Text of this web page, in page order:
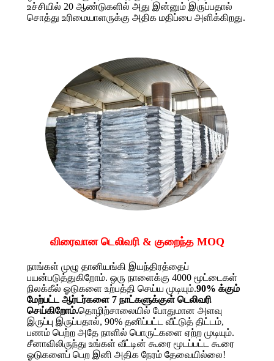
உச்சியில் 20 ஆண்டுகளில் அது இன்னும் இருப்பதால்
சொத்து உரிமையாளருக்கு அதிக மதிப்பை அளிக்கிறது.
விரைவான டெலிவரி & குறைந்த MOQ
நாங்கள் முழு தானியங்கி இயந்திரத்தைப்
பயன்படுத்துகிறோம். ஒரு நாளைக்கு 4000 மூட்டைகள்
நிலக்கீல் ஓடுகளை உற்பத்தி செய்ய முடியும்.90% க்கும்
மேற்பட்ட ஆர்டர்களை 7 நாட்களுக்குள் டெலிவரி
செய்கிறோம்.தொழிற்சாலையில் போதுமான அளவு
இருப்பு இருப்பதால், 90% தனிப்பட்ட வீட்டுத் திட்டம்,
பணம் பெற்ற அதே நாளில் பொருட்களை ஏற்ற முடியும்.
சீனாவிலிருந்து உங்கள் வீட்டின் கூரை மூடப்பட்ட கூரை
ஓடுகளைப் பெற இனி அதிக நேரம் தேவையில்லை!